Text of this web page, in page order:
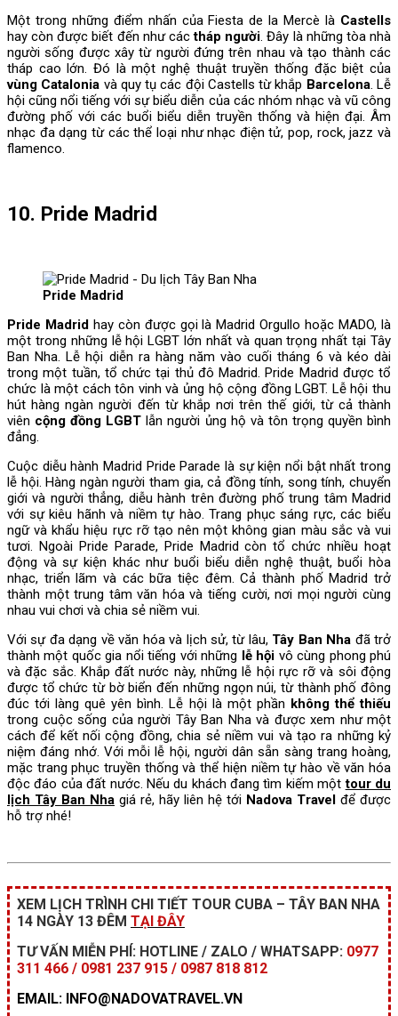
Một trong những điểm nhấn của Fiesta de la Mercè là Castells
hay còn được biết đến như cáctháp người . Đây là những tòa nhà
người sống được xây từ người đứng trên nhau và tạo thành các
tháp cao lớn. Đó là một nghệ thuật truyền thống đặc biệt của
vùng Catalonia và quy tụ các đội Castells từ khắp Barcelona. Lễ
hội cũng nổi tiếng với sự biểu diễn của các nhóm nhạc và vũ công
đường phố với các buổi biểu diễn truyền thống và hiện đại. Âm
nhạc đa dạng từ các thể loại như nhạc điện tử, pop, rock, jazz và
flamenco.
10. Pride Madrid
Pride Madrid
Pride Madridhay còn được gọi là Madrid Orgullo hoặc MADO, là
một trong những lễ hội LGBT lớn nhất và quan trọng nhất tại Tây
Ban Nha. Lễ hội diễn ra hàng năm vào cuối tháng 6 và kéo dài
trong một tuần, tổ chức tại thủ đô Madrid. Pride Madrid được tổ
chức là một cách tôn vinh và ủng hộ cộng đồng LGBT. Lễ hội thu
hút hàng ngàn người đến từ khắp nơi trên thế giới, từ cả thành
viên cộng đồng LGBT lẫn người ủng hộ và tôn trọng quyền bình
đẳng.
Cuộc diễu hành Madrid Pride Parade là sự kiện nổi bật nhất trong
lễ hội. Hàng ngàn người tham gia, cả đồng tính, song tính, chuyển
giới và người thẳng, diễu hành trên đường phố trung tâm Madrid
với sự kiêu hãnh và niềm tự hào. Trang phục sáng rực, các biểu
ngữ và khẩu hiệu rực rỡ tạo nên một không gian màu sắc và vui
tươi. Ngoài Pride Parade, Pride Madrid còn tổ chức nhiều hoạt
động và sự kiện khác như buổi biểu diễn nghệ thuật, buổi hòa
nhạc, triển lãm và các bữa tiệc đêm. Cả thành phố Madrid trở
thành một trung tâm văn hóa và tiếng cười, nơi mọi người cùng
nhau vui chơi và chia sẻ niềm vui.
Với sự đa dạng về văn hóa và lịch sử, từ lâu, Tây Ban Nha đã trở
thành một quốc gia nổi tiếng với những lễ hội vô cùng phong phú
và đặc sắc. Khắp đất nước này, những lễ hội rực rỡ và sôi động
được tổ chức từ bờ biển đến những ngọn núi, từ thành phố đông
đúc tới làng quê yên bình. Lễ hội là một phần không thể thiếu
trong cuộc sống của người Tây Ban Nha và được xem như một
cách để kết nối cộng đồng, chia sẻ niềm vui và tạo ra những kỷ
niệm đáng nhớ. Với mỗi lễ hội, người dân sẵn sàng trang hoàng,
mặc trang phục truyền thống và thể hiện niềm tự hào về văn hóa
độc đáo của đất nước. Nếu du khách đang tìm kiếm mộttour du
lịch Tây Ban Nha giá rẻ, hãy liên hệ tới Nadova Travel để được
hỗ trợ nhé!
XEM LỊCH TRÌNH CHI TIẾT TOUR CUBA – TÂY BAN NHA
14 NGÀY 13 ĐÊM TẠI ĐÂY
TƯ VẤN MIỄN PHÍ: HOTLINE / ZALO / WHATSAPP: 0977
311 466 / 0981 237 915 / 0987 818 812
EMAIL: INFO@NADOVATRAVEL.VN